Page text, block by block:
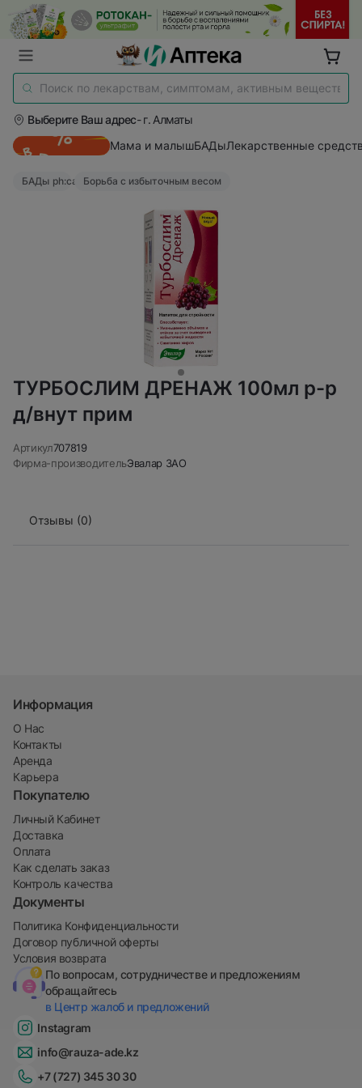
Выберите Ваш адрес- г. Алматы
Мама и малышБАДыЛекарственные
БАДы ph:caret-rightБорьба с избыточным весом
ТУРБОСЛИМ ДРЕНАЖ 100мл р-р
д/внут прим
Артикул707819
Фирма-производительЭвалар ЗАО
Отзывы (0)
Информация
О Нас
Контакты
Аренда
Карьера
Покупателю
Личный Кабинет
Доставка
Оплата
Как сделать заказ
Контроль качества
Документы
Политика Конфиденциальности
Договор публичной оферты
Условия возврата
По вопросам, сотрудничестве и предложениям
обращайтесь
в Центр жалоб и предложений
Instagram
info@rauza-ade.kz
+7 (727) 345 30 30